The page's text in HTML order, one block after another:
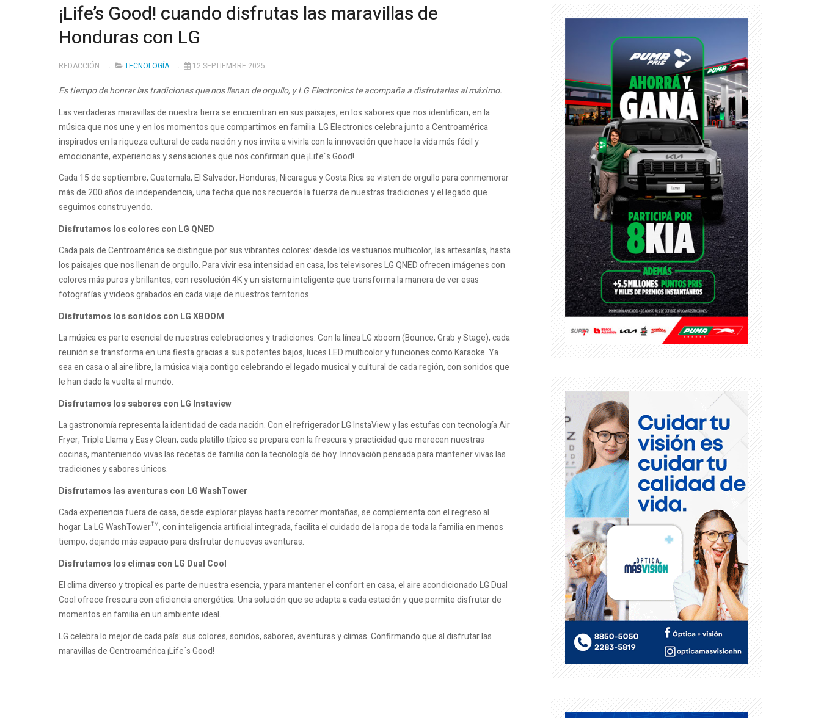
¡Life’s Good! cuando disfrutas las maravillas de
Honduras con LG
REDACCIÓN TECNOLOGÍA 12 SEPTIEMBRE 2025
Es tiempo de honrar las tradiciones que nos llenan de orgullo, y LG Electronics te acompaña a disfrutarlas al máximo.
Las verdaderas maravillas de nuestra tierra se encuentran en sus paisajes, en los sabores que nos identifican, en la
música que nos une y en los momentos que compartimos en familia. LG Electronics celebra junto a Centroamérica
inspirados en la riqueza cultural de cada nación y nos invita a vivirla con la innovación que hace la vida más fácil y
emocionante, experiencias y sensaciones que nos confirman que ¡Life´s Good!
Cada 15 de septiembre, Guatemala, El Salvador, Honduras, Nicaragua y Costa Rica se visten de orgullo para conmemorar
más de 200 años de independencia, una fecha que nos recuerda la fuerza de nuestras tradiciones y el legado que
seguimos construyendo.
Disfrutamos los colores con LG QNED
Cada país de Centroamérica se distingue por sus vibrantes colores: desde los vestuarios multicolor, las artesanías, hasta
los paisajes que nos llenan de orgullo. Para vivir esa intensidad en casa, los televisores LG QNED ofrecen imágenes con
colores más puros y brillantes, con resolución 4K y un sistema inteligente que transforma la manera de ver esas
fotografías y videos grabados en cada viaje de nuestros territorios.
Disfrutamos los sonidos con LG XBOOM
La música es parte esencial de nuestras celebraciones y tradiciones. Con la línea LG xboom (Bounce, Grab y Stage), cada
reunión se transforma en una fiesta gracias a sus potentes bajos, luces LED multicolor y funciones como Karaoke. Ya
sea en casa o al aire libre, la música viaja contigo celebrando el legado musical y cultural de cada región, con sonidos que
le han dado la vuelta al mundo.
Disfrutamos los sabores con LG Instaview
La gastronomía representa la identidad de cada nación. Con el refrigerador LG InstaView y las estufas con tecnología Air
Fryer, Triple Llama y Easy Clean, cada platillo típico se prepara con la frescura y practicidad que merecen nuestras
cocinas, manteniendo vivas las recetas de familia con la tecnología de hoy. Innovación pensada para mantener vivas las
tradiciones y sabores únicos.
Disfrutamos las aventuras con LG WashTower
Cada experiencia fuera de casa, desde explorar playas hasta recorrer montañas, se complementa con el regreso al
hogar. La LG WashTower™, con inteligencia artificial integrada, facilita el cuidado de la ropa de toda la familia en menos
tiempo, dejando más espacio para disfrutar de nuevas aventuras.
Disfrutamos los climas con LG Dual Cool
El clima diverso y tropical es parte de nuestra esencia, y para mantener el confort en casa, el aire acondicionado LG Dual
Cool ofrece frescura con eficiencia energética. Una solución que se adapta a cada estación y que permite disfrutar de
momentos en familia en un ambiente ideal.
LG celebra lo mejor de cada país: sus colores, sonidos, sabores, aventuras y climas. Confirmando que al disfrutar las
maravillas de Centroamérica ¡Life´s Good!